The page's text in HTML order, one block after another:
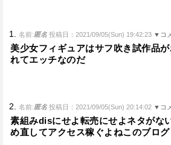
1. 名前:匿名 投稿日：2021/09/05(Sun) 19:42:23 ▼コ
美少女フィギュアはサフ吹き試作品
れてエッチなのだ
2. 名前:匿名 投稿日：2021/09/05(Sun) 20:14:02 ▼コ
素組みdisにせよ転売にせよネタがな
め直してアクセス稼ぐよねこのブログ